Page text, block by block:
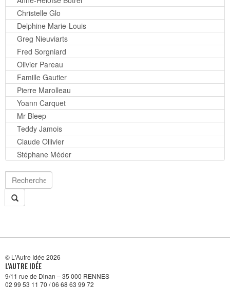
Christelle Glo
Delphine Marie-Louis
Greg Nieuviarts
Fred Sorgniard
Olivier Pareau
Famille Gautier
Pierre Marolleau
Yoann Carquet
Mr Bleep
Teddy Jamois
Claude Ollivier
Stéphane Méder
© L'Autre Idée 2026
L'AUTRE IDÉE
9/11 rue de Dinan – 35 000 RENNES
02 99 53 11 70 / 06 68 63 99 72